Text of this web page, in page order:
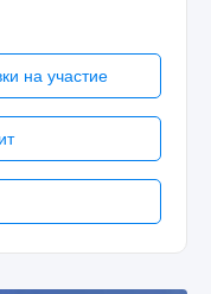
на участие